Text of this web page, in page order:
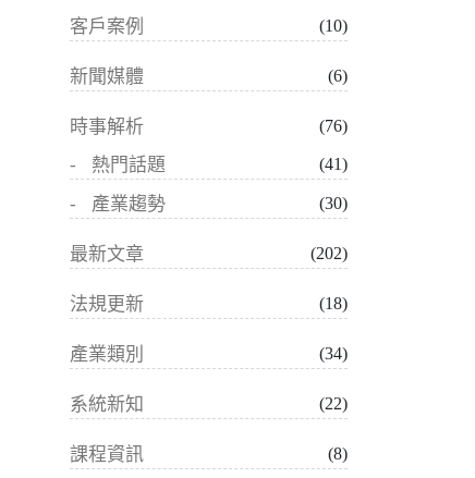
客戶案例 (10)
新聞媒體 (6)
時事解析 (76)
熱門話題 (41)
產業趨勢 (30)
最新文章 (202)
法規更新 (18)
產業類別 (34)
系統新知 (22)
課程資訊 (8)